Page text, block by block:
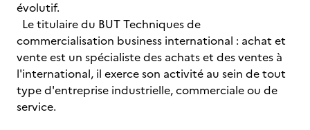
évolutif.
Le titulaire du BUT Techniques de
commercialisation business international : achat et
vente est un spécialiste des achats et des ventes à
l'international, il exerce son activité au sein de tout
type d'entreprise industrielle, commerciale ou de
service.